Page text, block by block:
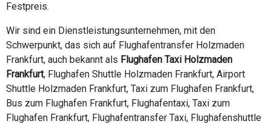
Festpreis.
Wir sind ein Dienstleistungsunternehmen, mit den
Schwerpunkt, das sich auf Flughafentransfer Holzmaden
Frankfurt, auch bekannt als Flughafen Taxi Holzmaden
Frankfurt, Flughafen Shuttle Holzmaden Frankfurt, Airport
Shuttle Holzmaden Frankfurt, Taxi zum Flughafen Frankfurt,
Bus zum Flughafen Frankfurt, Flughafentaxi, Taxi zum
Flughafen Frankfurt, Flughafentransfer Taxi, Flughafenshuttle